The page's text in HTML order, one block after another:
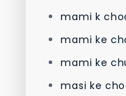
mami k
mami ke
mami ke
masi ke